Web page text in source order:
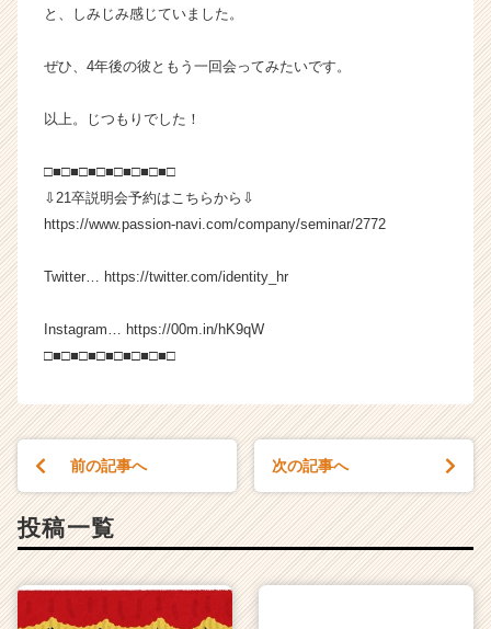
と、しみじみ感じていました。
ぜひ、4年後の彼ともう一回会ってみたいです。
以上。じつもりでした！
□■□■□■□■□■□■□■□
⇩21卒説明会予約はこちらから⇩
https://www.passion-navi.com/company/seminar/2772
Twitter… https://twitter.com/identity_hr
Instagram… https://00m.in/hK9qW
□■□■□■□■□■□■□■□
前の記事へ 次の記事へ
投稿一覧